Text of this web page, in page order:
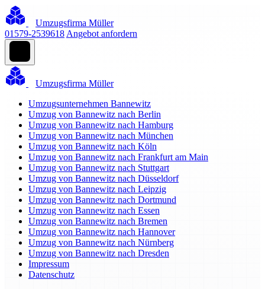
Umzugsfirma Müller
01579-2539618 Angebot anfordern
Umzugsfirma Müller
Umzugsunternehmen Bannewitz
Umzug von Bannewitz nach Berlin
Umzug von Bannewitz nach Hamburg
Umzug von Bannewitz nach München
Umzug von Bannewitz nach Köln
Umzug von Bannewitz nach Frankfurt am Main
Umzug von Bannewitz nach Stuttgart
Umzug von Bannewitz nach Düsseldorf
Umzug von Bannewitz nach Leipzig
Umzug von Bannewitz nach Dortmund
Umzug von Bannewitz nach Essen
Umzug von Bannewitz nach Bremen
Umzug von Bannewitz nach Hannover
Umzug von Bannewitz nach Nürnberg
Umzug von Bannewitz nach Dresden
Impressum
Datenschutz